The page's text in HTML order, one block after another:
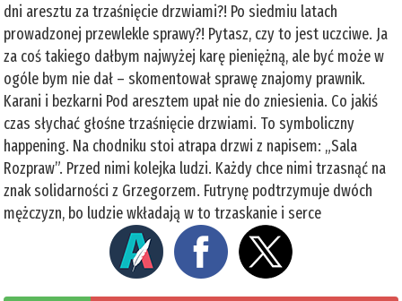
dni aresztu za trzaśnięcie drzwiami?! Po siedmiu latach
prowadzonej przewlekle sprawy?! Pytasz, czy to jest uczciwe. Ja
za coś takiego dałbym najwyżej karę pieniężną, ale być może w
ogóle bym nie dał – skomentował sprawę znajomy prawnik.
Karani i bezkarni Pod aresztem upał nie do zniesienia. Co jakiś
czas słychać głośne trzaśnięcie drzwiami. To symboliczny
happening. Na chodniku stoi atrapa drzwi z napisem: „Sala
Rozpraw”. Przed nimi kolejka ludzi. Każdy chce nimi trzasnąć na
znak solidarności z Grzegorzem. Futrynę podtrzymuje dwóch
mężczyzn, bo ludzie wkładają w to trzaskanie i serce